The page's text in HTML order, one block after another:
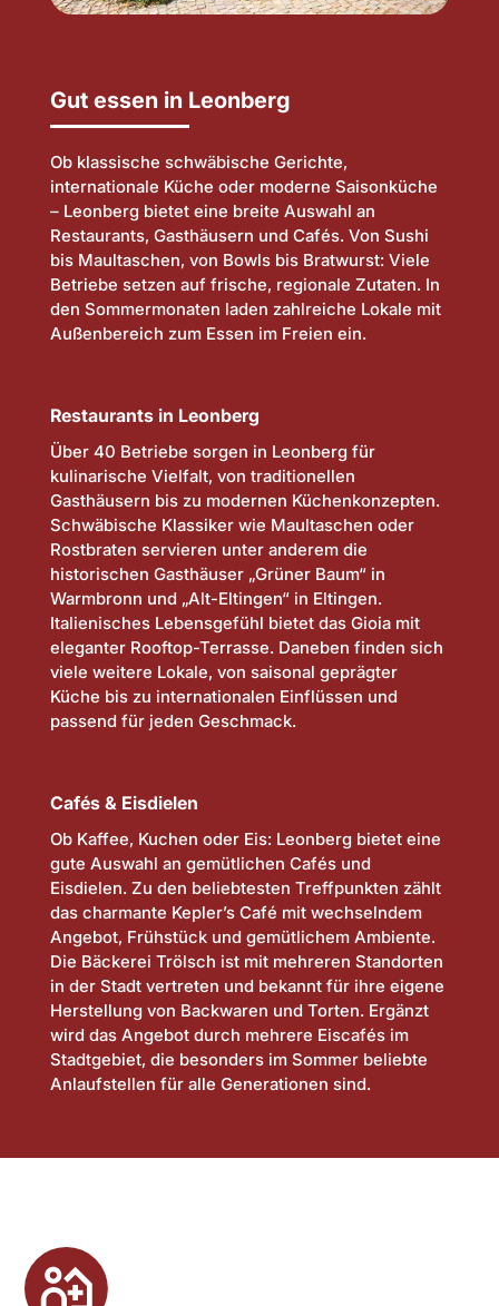
Gut essen in Leonberg
Ob klassische schwäbische Gerichte,
internationale Küche oder moderne Saisonküche
– Leonberg bietet eine breite Auswahl an
Restaurants, Gasthäusern und Cafés. Von Sushi
bis Maultaschen, von Bowls bis Bratwurst: Viele
Betriebe setzen auf frische, regionale Zutaten. In
den Sommermonaten laden zahlreiche Lokale mit
Außenbereich zum Essen im Freien ein.
Restaurants in Leonberg
Über 40 Betriebe sorgen in Leonberg für
kulinarische Vielfalt, von traditionellen
Gasthäusern bis zu modernen Küchenkonzepten.
Schwäbische Klassiker wie Maultaschen oder
Rostbraten servieren unter anderem die
historischen Gasthäuser „Grüner Baum“ in
Warmbronn und „Alt-Eltingen“ in Eltingen.
Italienisches Lebensgefühl bietet das Gioia mit
eleganter Rooftop-Terrasse. Daneben finden sich
viele weitere Lokale, von saisonal geprägter
Küche bis zu internationalen Einflüssen und
passend für jeden Geschmack.
Cafés & Eisdielen
Ob Kaffee, Kuchen oder Eis: Leonberg bietet eine
gute Auswahl an gemütlichen Cafés und
Eisdielen. Zu den beliebtesten Treffpunkten zählt
das charmante Kepler’s Café mit wechselndem
Angebot, Frühstück und gemütlichem Ambiente.
Die Bäckerei Trölsch ist mit mehreren Standorten
in der Stadt vertreten und bekannt für ihre eigene
Herstellung von Backwaren und Torten. Ergänzt
wird das Angebot durch mehrere Eiscafés im
Stadtgebiet, die besonders im Sommer beliebte
Anlaufstellen für alle Generationen sind.